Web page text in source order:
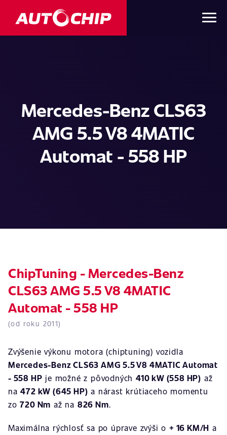
Mercedes-Benz CLS63
AMG 5.5 V8 4MATIC
Automat - 558 HP
ChipTuning - Mercedes-Benz
CLS63 AMG 5.5 V8 4MATIC
Automat - 558 HP
(od roku 2011)
Zvýšenie výkonu motora (chiptuning) vozidla
Mercedes-Benz CLS63 AMG 5.5 V8 4MATIC Automat
- 558 HP je možné z pôvodných410 kW (558 HP) až
na472 kW (645 HP) a nárast krútiaceho momentu
zo720 Nm až na 826 Nm.
Maximálna rýchlosť sa po úprave zvýši o + 16 KM/H a